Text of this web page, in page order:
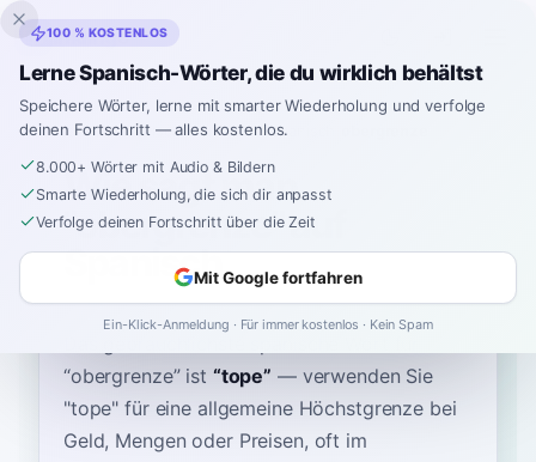
Inklingo
Startseite›Spanisch›German → Spanisch
Wie sagt man
"obergrenze" auf
Spanisch
“obergrenze” ist “tope” — verwenden Sie
"tope" für eine allgemeine Höchstgrenze bei
Geld, Mengen oder Preisen, oft im
100 % KOSTENLOS
Lerne Spanisch-Wörter, die du wirklich behältst
Speichere Wörter, lerne mit smarter Wiederholung und verfolge
deinen Fortschritt — alles kostenlos.
8.000+ Wörter mit Audio & Bildern
Smarte Wiederholung, die sich dir anpasst
Verfolge deinen Fortschritt über die Zeit
Mit Google fortfahren
Ein-Klick-Anmeldung · Für immer kostenlos · Kein Spam